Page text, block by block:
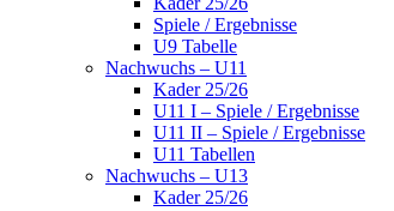
Spiele / Ergebnisse
U9 Tabelle
Nachwuchs – U11
Kader 25/26
U11 I – Spiele / Ergebnisse
U11 II – Spiele / Ergebnisse
U11 Tabellen
Nachwuchs – U13
Kader 25/26